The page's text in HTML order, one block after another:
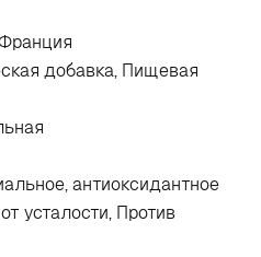
добавка, Пищевая
антиоксидантное
усталости, Против